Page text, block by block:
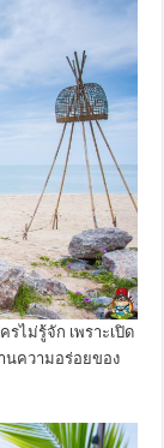
ไม่รู้จัก เพราะเปิด
นความอร่อยของ